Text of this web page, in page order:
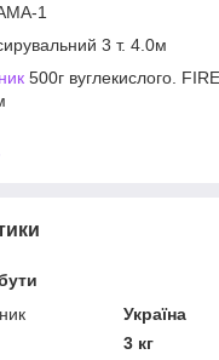
1
3 т. 4.0м
500г вуглекислого.
Україна
3 кг